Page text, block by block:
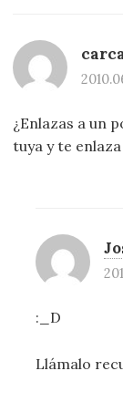
¿Enlazas a un
tuya y te
:_D
Llámalo